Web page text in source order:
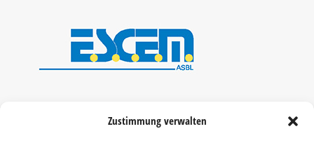
Zustimmung verwalten